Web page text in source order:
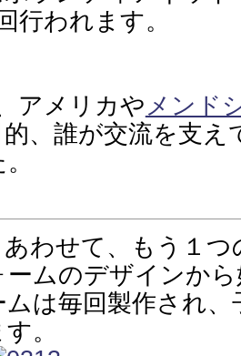
行われます。
アメリカや メンド
、誰が交流を支
わせて、もう１つ
ームのデザインか
は毎回製作され、
。